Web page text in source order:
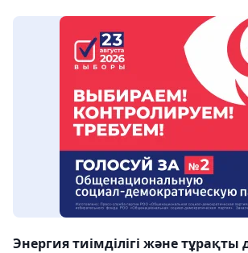
Энергия тиімділігі және тұрақты